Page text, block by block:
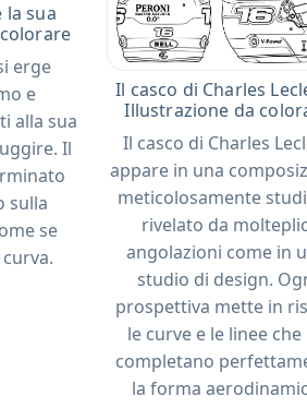
la sua
erge
e
alla sua
Il
sulla
se
Il casco di Charles
Illustrazione da
Il casco di Charles
appare in una
meticolosamente
rivelato da
angolazioni come in
studio di design.
prospettiva mette in
le curve e le linee che
completano
la forma